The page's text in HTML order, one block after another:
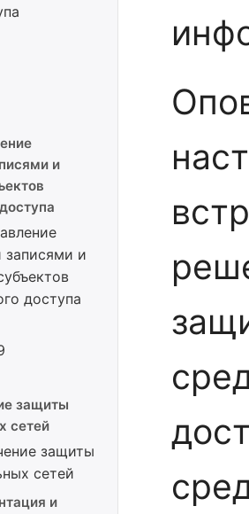
и
записями и
доступа
защиты
сетей
защиты
сетей
и